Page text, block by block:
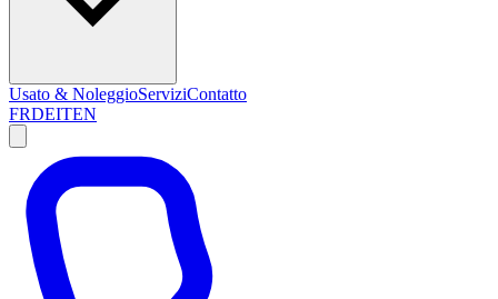
Usato & NoleggioServiziContatto
FRDEITEN